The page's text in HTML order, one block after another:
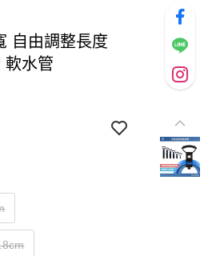
自由調整長度
軟水管